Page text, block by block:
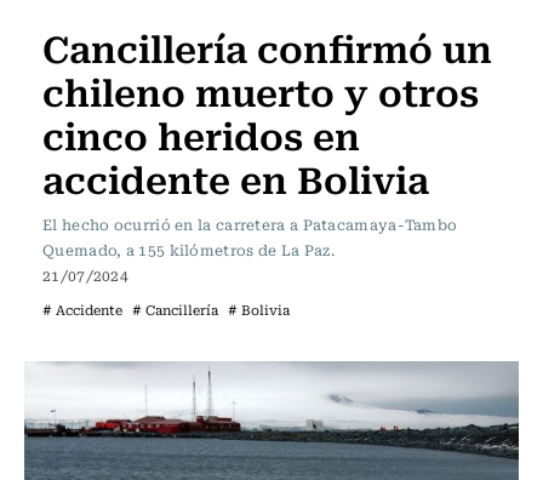
STGO
TV
EN
VIVO
STREAMING
RADIO
USACH
APP
SOY
USACH
SERVEL
Cancillería confirmó un
chileno muerto y otros
cinco heridos en
accidente en Bolivia
El hecho ocurrió en la carretera a Patacamaya-Tambo
Quemado, a 155 kilómetros de La Paz.
21/07/2024
# Accidente # Cancillería # Bolivia